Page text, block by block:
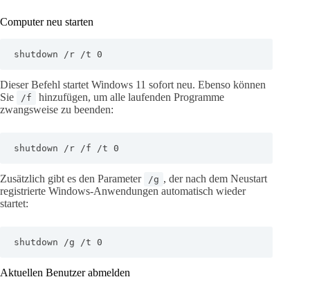
Computer neu starten
shutdown /r /t 0
Dieser Befehl startet Windows 11 sofort neu. Ebenso können
Sie
/f
hinzufügen, um alle laufenden Programme
zwangsweise zu beenden:
shutdown /r /f /t 0
Zusätzlich gibt es den Parameter /g , der nach dem Neustart
registrierte Windows-Anwendungen automatisch wieder
startet:
shutdown /g /t 0
Aktuellen Benutzer abmelden